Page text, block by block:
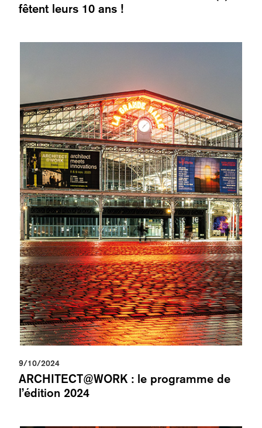
fêtent leurs 10 ans !
9/10/2024
ARCHITECT@WORK : le programme de
l’édition 2024